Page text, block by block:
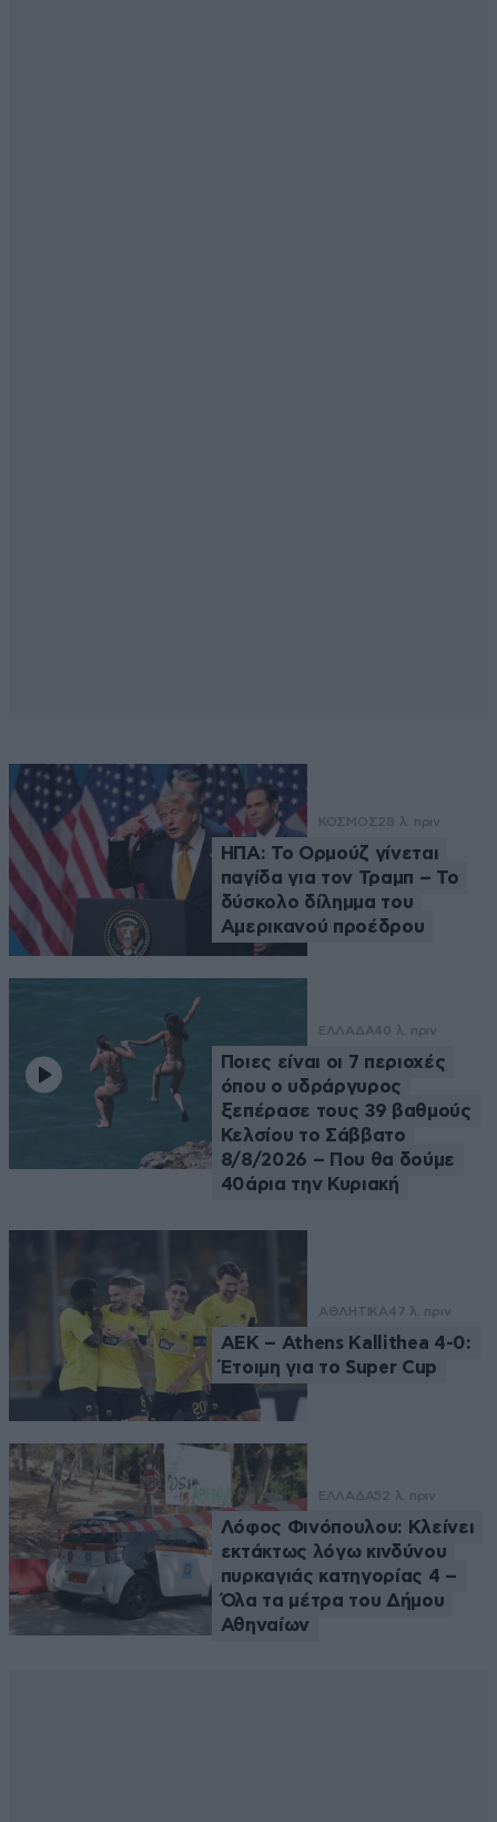
ΚΟΣΜΟΣ28 λ. πριν
ΗΠΑ: Το Ορμούζ γίνεται
παγίδα για τον Τραμπ – Το
δύσκολο δίλημμα του
Αμερικανού προέδρου
ΕΛΛΑΔΑ40 λ. πριν
Ποιες είναι οι 7 περιοχές
όπου ο υδράργυρος
ξεπέρασε τους 39 βαθμούς
Κελσίου το Σάββατο
8/8/2026 – Που θα δούμε
40άρια την Κυριακή
ΑΘΛΗΤΙΚΑ47 λ. πριν
ΑΕΚ – Athens Kallithea 4-0:
Έτοιμη για το Super Cup
ΕΛΛΑΔΑ52 λ. πριν
Λόφος Φινόπουλου: Κλείνει
εκτάκτως λόγω κινδύνου
πυρκαγιάς κατηγορίας 4 –
Όλα τα μέτρα του Δήμου
Αθηναίων